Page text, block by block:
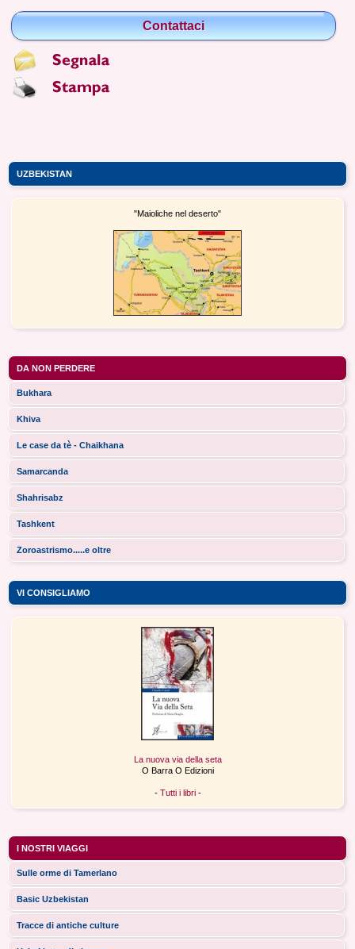
UZBEKISTAN
"Maioliche nel deserto"
DA NON PERDERE
Bukhara
Khiva
Le case da tè - Chaikhana
Samarcanda
Shahrisabz
Tashkent
Zoroastrismo.....e oltre
VI CONSIGLIAMO
La nuova via della seta
O Barra O Edizioni
- Tutti i libri-
Contattaci
I NOSTRI VIAGGI
Sulle orme di Tamerlano
Basic Uzbekistan
Tracce di antiche culture